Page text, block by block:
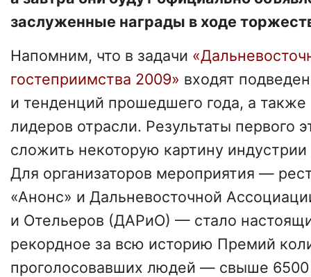
заслуженные награды в ходе
Напомним, что в задачи
гостеприимства 2009» входят
и тенденций прошедшего года, а
лидеров отрасли. Результаты первого
сложить некоторую картину индустрии
Для организаторов мероприятия —
«Анонс» и Дальневосточной
и Отельеров (ДАРиО) — стало
рекордное за всю историю Премий
проголосовавших людей — свыше 6500